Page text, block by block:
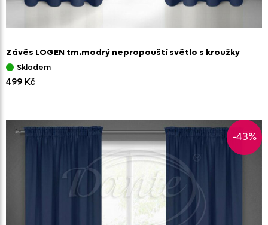
Závěs LOGEN tm.modrý nepropouští světlo s kroužky
Skladem
499 Kč
-43%